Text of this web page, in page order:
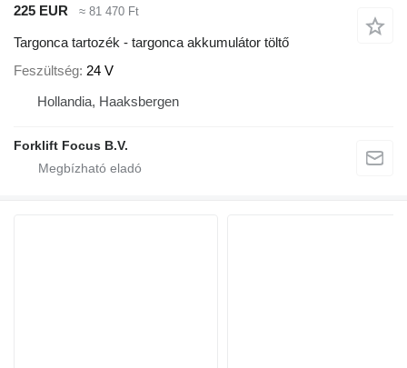
225 EUR
≈ 81 470 Ft
Targonca tartozék - targonca akkumulátor töltő
Feszültség 24 V
Hollandia, Haaksbergen
Forklift Focus B.V.